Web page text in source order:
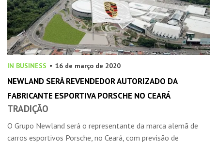
IN BUSINESS 16 de março de 2020
NEWLAND SERÁ REVENDEDOR AUTORIZADO DA
FABRICANTE ESPORTIVA PORSCHE NO CEARÁ
TRADIÇÃO
O Grupo Newland será o representante da marca alemã de
carros esportivos Porsche, no Ceará, com previsão de